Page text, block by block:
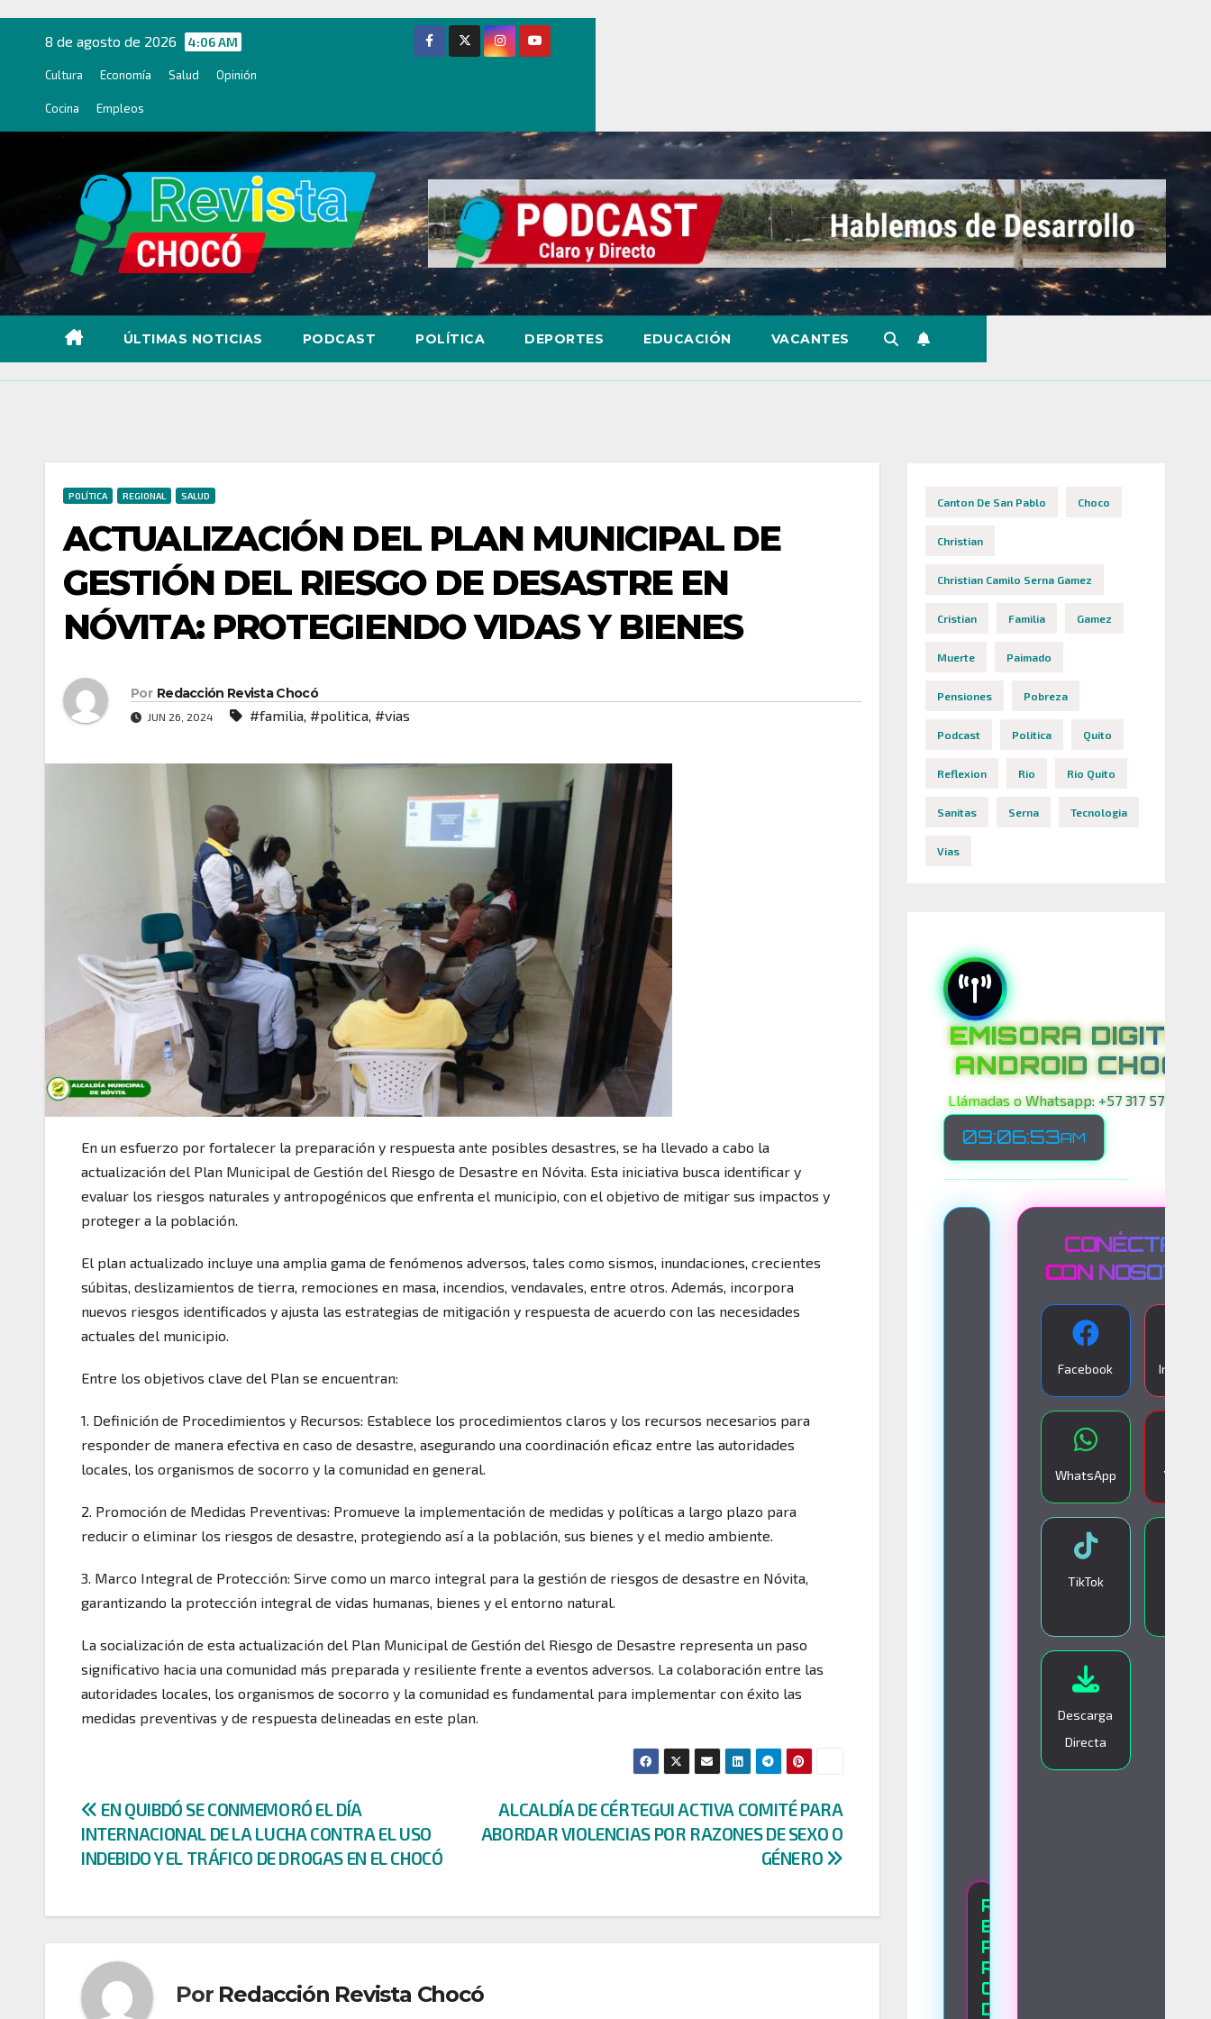
contenido
8 de agosto de 2026 4:06 AM
Cultura Economía Salud Opinión
Cocina Empleos
ÚLTIMAS NOTICIAS PODCAST POLÍTICA DEPORTES EDUCACIÓN VACANTES
POLÍTICA REGIONAL SALUD
ACTUALIZACIÓN DEL PLAN MUNICIPAL DE
GESTIÓN DEL RIESGO DE DESASTRE EN
NÓVITA: PROTEGIENDO VIDAS Y BIENES
Por Redacción Revista Chocó
JUN 26, 2024 #familia #politica #vias
En un esfuerzo por fortalecer la preparación y respuesta ante posibles desastres, se ha llevado a cabo la
actualización del Plan Municipal de Gestión del Riesgo de Desastre en Nóvita. Esta iniciativa busca identificar y
evaluar los riesgos naturales y antropogénicos que enfrenta el municipio, con el objetivo de mitigar sus impactos y
proteger a la población.
El plan actualizado incluye una amplia gama de fenómenos adversos, tales como sismos, inundaciones, crecientes
súbitas, deslizamientos de tierra, remociones en masa, incendios, vendavales, entre otros. Además, incorpora
nuevos riesgos identificados y ajusta las estrategias de mitigación y respuesta de acuerdo con las necesidades
actuales del municipio.
Entre los objetivos clave del Plan se encuentran:
1. Definición de Procedimientos y Recursos: Establece los procedimientos claros y los recursos necesarios para
responder de manera efectiva en caso de desastre, asegurando una coordinación eficaz entre las autoridades
locales, los organismos de socorro y la comunidad en general.
2. Promoción de Medidas Preventivas: Promueve la implementación de medidas y políticas a largo plazo para
reducir o eliminar los riesgos de desastre, protegiendo así a la población, sus bienes y el medio ambiente.
3. Marco Integral de Protección: Sirve como un marco integral para la gestión de riesgos de desastre en Nóvita,
garantizando la protección integral de vidas humanas, bienes y el entorno natural.
La socialización de esta actualización del Plan Municipal de Gestión del Riesgo de Desastre representa un paso
significativo hacia una comunidad más preparada y resiliente frente a eventos adversos. La colaboración entre las
autoridades locales, los organismos de socorro y la comunidad es fundamental para implementar con éxito las
medidas preventivas y de respuesta delineadas en este plan.
Navegación
de
ALCALDÍA DE CÉRTEGUI ACTIVA COMITÉ PARA
ABORDAR VIOLENCIAS POR RAZONES DE SEXO O
GÉNERO
EN QUIBDÓ SE CONMEMORÓ EL DÍA
INTERNACIONAL DE LA LUCHA CONTRA EL USO
INDEBIDO Y EL TRÁFICO DE DROGAS EN EL CHOCÓ
Por Redacción Revista Chocó
Canton De San Pablo Choco
Christian
Christian Camilo Serna Gamez
Cristian Familia Gamez
Muerte Paimado
Pensiones Pobreza
Podcast Politica Quito
Reflexion Rio Rio Quito
Sanitas Serna Tecnologia
Vias
EMISORA DIGITAL
ANDROID CHOCO
Llámadas o Whatsapp: +57 317 575 00 21
09:06:54AM
R
E
P
R
O
D
CONÉCTATE
CON
Facebook
WhatsApp YouTube
TikTok
Descarga
Directa